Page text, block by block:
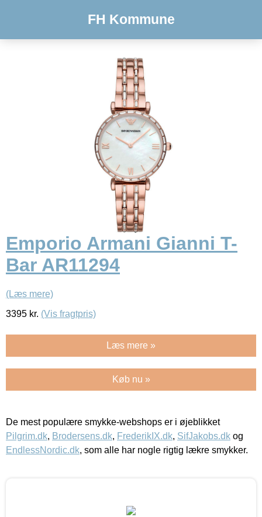
FH Kommune
Emporio Armani Gianni T-
Bar AR11294
(Læs mere)
3395 kr. (Vis fragtpris)
Læs mere »
Køb nu »
De mest populære smykke-webshops er i øjeblikket
Pilgrim.dk, Brodersens.dk, FrederikIX.dk, SifJakobs.dk og
EndlessNordic.dk, som alle har nogle rigtig lækre smykker.